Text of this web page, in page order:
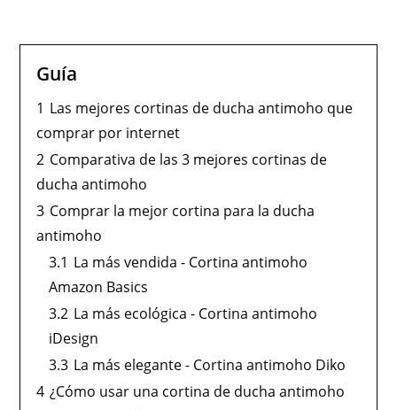
Guía
1 Las mejores cortinas de ducha antimoho que
comprar por internet
2 Comparativa de las 3 mejores cortinas de
ducha antimoho
3 Comprar la mejor cortina para la ducha
antimoho
3.1 La más vendida - Cortina antimoho
Amazon Basics
3.2 La más ecológica - Cortina antimoho
iDesign
3.3 La más elegante - Cortina antimoho Diko
4 ¿Cómo usar una cortina de ducha antimoho